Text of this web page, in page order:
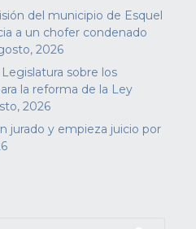
del municipio de Esquel
a un chofer condenado
2026
sobre los
la reforma de la Ley
2026
jurado y empieza juicio por